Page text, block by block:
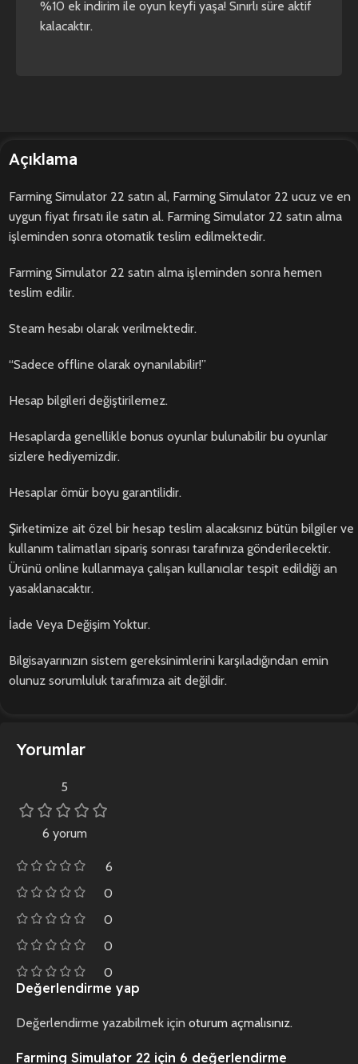
%10 ek indirim ile oyun keyfi yaşa! Sınırlı süre aktif
kalacaktır.
Açıklama
Farming Simulator 22 satın al, Farming Simulator 22 ucuz ve en
uygun fiyat fırsatı ile satın al. Farming Simulator 22 satın alma
işleminden sonra otomatik teslim edilmektedir.
Farming Simulator 22 satın alma işleminden sonra hemen
teslim edilir.
Steam hesabı olarak verilmektedir.
“Sadece offline olarak oynanılabilir!”
Hesap bilgileri değiştirilemez.
Hesaplarda genellikle bonus oyunlar bulunabilir bu oyunlar
sizlere hediyemizdir.
Hesaplar ömür boyu garantilidir.
Şirketimize ait özel bir hesap teslim alacaksınız bütün bilgiler ve
kullanım talimatları sipariş sonrası tarafınıza gönderilecektir.
Ürünü online kullanmaya çalışan kullanıcılar tespit edildiği an
yasaklanacaktır.
İade Veya Değişim Yoktur.
Bilgisayarınızın sistem gereksinimlerini karşıladığından emin
olunuz sorumluluk tarafımıza ait değildir.
Yorumlar
5
6 yorum
6
0
0
0
0
Farming Simulator 22 için 6 değerlendirme
Değerlendirme yap
Değerlendirme yazabilmek için oturum açmalısınız.